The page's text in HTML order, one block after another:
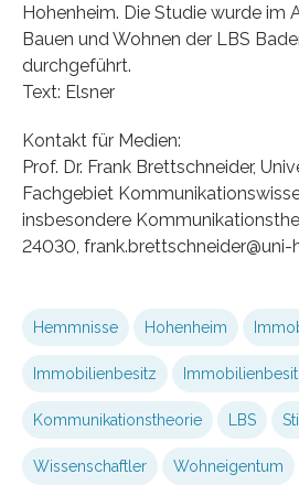
Hohenheim. Die Studie wurde im
Bauen und Wohnen der LBS
durchgeführt.
Text: Elsner
Kontakt für Medien:
Prof. Dr. Frank Brettschneider,
Fachgebiet
insbesondere
24030, frank.brettschneider@uni-
Hemmnisse Hohenheim
Immobilienbesitz
Kommunikationstheorie LBS
Wissenschaftler Wohneigentum